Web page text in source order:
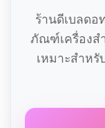
ร้านดีเบลดอ
ภัณฑ์เครื่องส
เหมาะสำหรั